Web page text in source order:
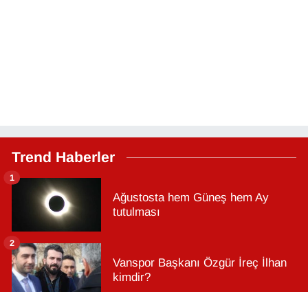
Trend Haberler
Ağustosta hem Güneş hem Ay
tutulması
1
Vanspor Başkanı Özgür İreç İlhan
kimdir?
2